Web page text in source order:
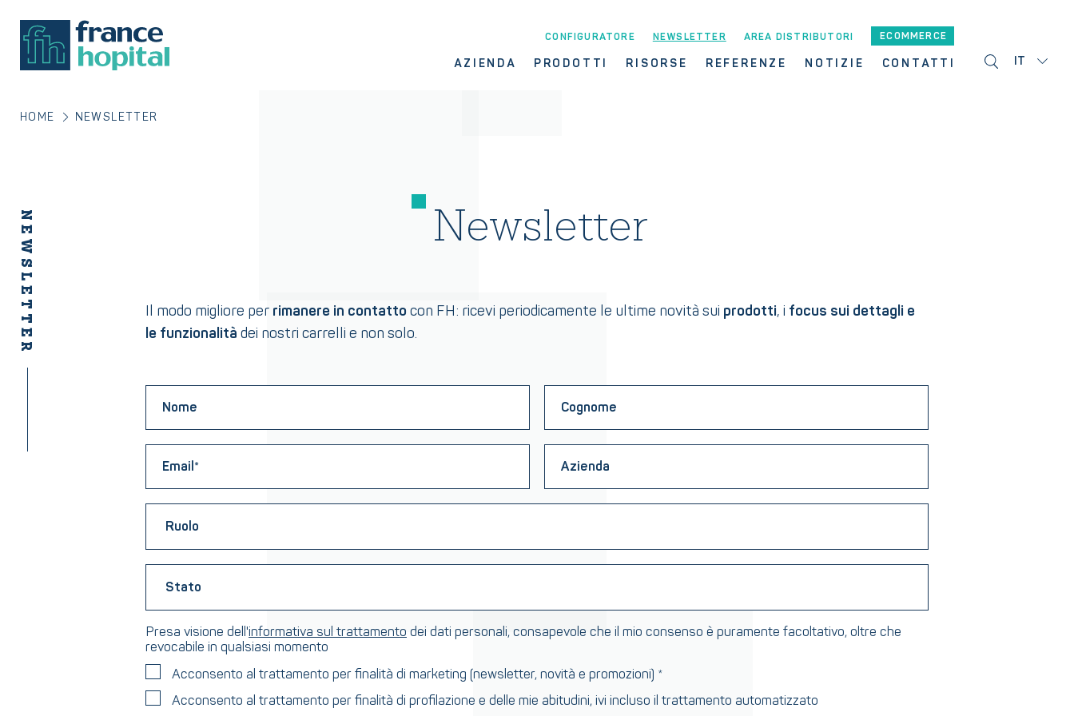
AZIENDA PRODOTTI RISORSE REFERENZE NOTIZIE CONTATTI
ECOMMERCE
CONFIGURATORE NEWSLETTER AREA DISTRIBUTORI
IT
NEWSLETTER
HOME NEWSLETTER
Newsletter
Il modo migliore per rimanere in contatto con FH: ricevi periodicamente le ultime novità sui prodotti, i focus sui dettagli e
le funzionalità dei nostri carrelli e non solo.
Presa visione dell'informativa sul trattamento dei dati personali, consapevole che il mio consenso è puramente facoltativo, oltre che
revocabile in qualsiasi momento
Acconsento al trattamento per finalità di marketing (newsletter, novità e promozioni) *
Acconsento al trattamento per finalità di profilazione e delle mie abitudini, ivi incluso il trattamento automatizzato